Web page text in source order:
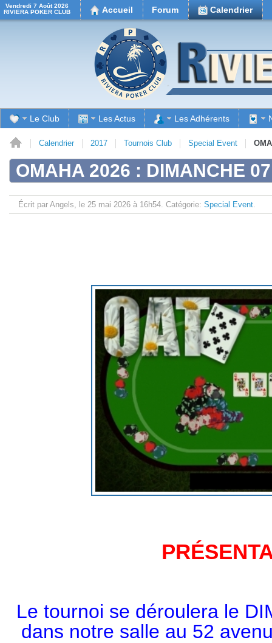
Vendredi 7 Août 2026
RIVIERA POKER CLUB
Accueil Forum Calendrier
Le Club Les Actus Les Adhérents
Calendrier 2017 Tournois Club Special Event
OMAHA 2026 : DIMANCHE
Écrit par Angels, le 25 mai 2026 à 16h54. Catégorie: Special Event.
Le tournoi se déroulera le
dans notre salle au 52